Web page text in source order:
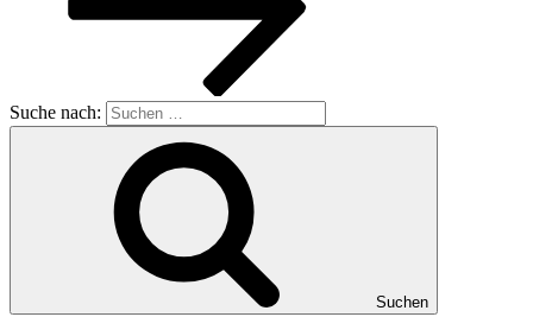
Suche nach:
Suchen